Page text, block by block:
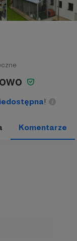
!
Komentarze